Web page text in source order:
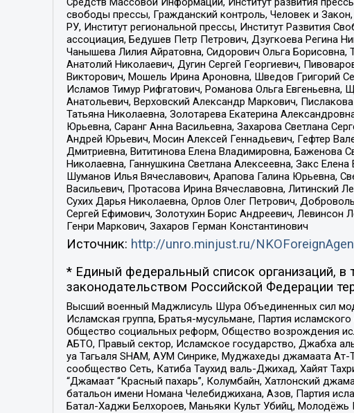
свободы прессы, Гражданский контроль, Человек и
РУ, Институт региональной прессы, Институт Развития
ассоциация, Бедушев Петр Петрович, Дзугкоева Регина
Чанышева Лилия Айратовна, Сидорович Ольга Борисовна,
Анатолий Николаевич, Дугин Сергей Георгиевич,
Викторович, Мошель Ирина Ароновна, Шведов Григорий
Исламов Тимур Рифгатович, Романова Ольга Евгеньевна,
Анатольевич, Верховский Александр Маркович,
Татьяна Николаевна, Золотарева Екатерина
Юрьевна, Саранг Анна Васильевна, Захарова Светлана
Андрей Юрьевич, Мосин Алексей Геннадьевич, Гефтер
Дмитриевна, Вититинова Елена Владимировна, Баженова
Николаевна, Ганнушкина Светлана Алексеевна, Закс
Шуманов Илья Вячеславович, Арапова Галина Юрьевна,
Васильевич, Протасова Ирина Вячеславовна, Литинский
Сухих Дарья Николаевна, Орлов Олег Петрович,
Сергей Ефимович, Золотухин Борис Андреевич,
Генри Маркович, Захаров Герман Константинович
Источник: http://unro.minjust.ru/
* Единый федеральный список организаций, в
законодательством Российской Федерации
Высший военный Маджлисуль Шура Объединенных сил
Исламская группа, Братья-мусульмане, Партия
Общество социальных реформ, Общество возрождения
АБТО, Правый сектор, Исламское государство, Джабха
уа Тагьаля SHAM, АУМ Синрике, Муджахеды джамаата
сообщество Сеть, Катиба Таухид валь-Джихад, Хайят
“Джамаат “Красный пахарь”, Колумбайн, Хатлонский
батальон имени Номана Челебиджихана, Азов, Партия
Батал-Хаджи Белхороев, Маньяки Культ Убийц, Молодёжь